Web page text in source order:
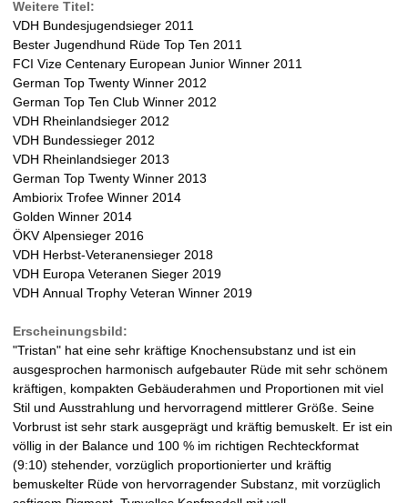
l
m
a
t
i
n
e
r
w
e
l
p
e
Weitere Titel:
VDH Bundesjugendsieger 2011
Bester Jugendhund Rüde Top Ten 2011
FCI Vize Centenary European Junior Winner 2011
German Top Twenty Winner 2012
German Top Ten Club Winner 2012
VDH Rheinlandsieger 2012
VDH Bundessieger 2012
VDH Rheinlandsieger 2013
German Top Twenty Winner 2013
Ambiorix Trofee Winner 2014
Golden Winner 2014
ÖKV Alpensieger 2016
VDH Herbst-Veteranensieger 2018
VDH Europa Veteranen Sieger 2019
VDH Annual Trophy Veteran Winner 2019
Erscheinungsbild:
"Tristan" hat eine sehr kräftige Knochensubstanz und ist ein
ausgesprochen harmonisch aufgebauter Rüde mit sehr schönem
kräftigen, kompakten Gebäuderahmen und Proportionen mit viel
Stil und Ausstrahlung und hervorragend mittlerer Größe. Seine
Vorbrust ist sehr stark ausgeprägt und kräftig bemuskelt. Er ist ein
völlig in der Balance und 100 % im richtigen Rechteckformat
(9:10) stehender, vorzüglich proportionierter und kräftig
bemuskelter Rüde von hervorragender Substanz, mit vorzüglich